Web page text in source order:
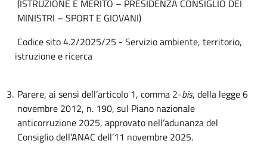
(ISTRUZIONE E MERITO – PRESIDENZA CONSIGLIO DEI
MINISTRI – SPORT E GIOVANI)
Codice sito 4.2/2025/25 - Servizio ambiente, territorio,
istruzione e ricerca
3. Parere, ai sensi dell’articolo 1, comma 2-bis, della legge 6
novembre 2012, n. 190, sul Piano nazionale
anticorruzione 2025, approvato nell’adunanza del
Consiglio dell’ANAC dell’11 novembre 2025.